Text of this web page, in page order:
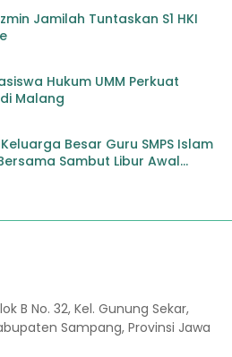
Jamilah Tuntaskan S1 HKI
Hukum UMM Perkuat
Malang
Besar Guru SMPS Islam
Sambut Libur Awal
B No. 32, Kel. Gunung Sekar,
Sampang, Provinsi Jawa